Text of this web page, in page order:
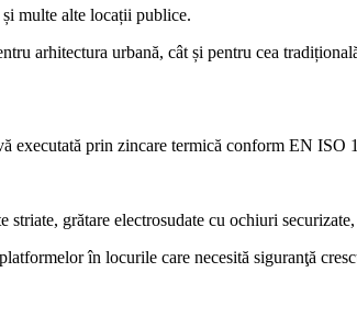
multe alte locații publice.
arhitectura urbană, cât și pentru cea
executată prin zincare termică conform EN ISO
striate, grătare electrosudate cu ochiuri
în locurile care necesită siguranţă